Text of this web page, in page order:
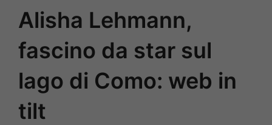
Alisha Lehmann,
fascino da star sul
lago di Como: web in
tilt